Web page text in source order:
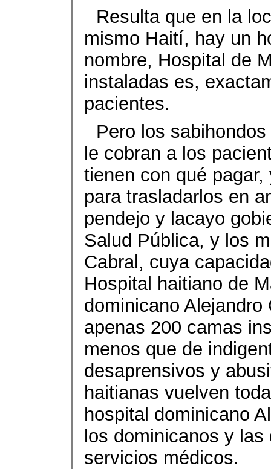
Resulta que en la
mismo Haití, hay un
nombre, Hospital de
instaladas es,
pacientes.
Pero los
le cobran a los
tienen con qué
para trasladarlos en
pendejo y lacayo
Salud Pública, y los
Cabral, cuya
Hospital haitiano de
dominicano
apenas 200 camas
menos que de
desaprensivos y
haitianas vuelven
hospital dominicano
los dominicanos y
servicios médicos.